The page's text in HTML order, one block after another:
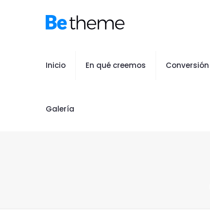
Inicio En qué creemos Conversión
Galería